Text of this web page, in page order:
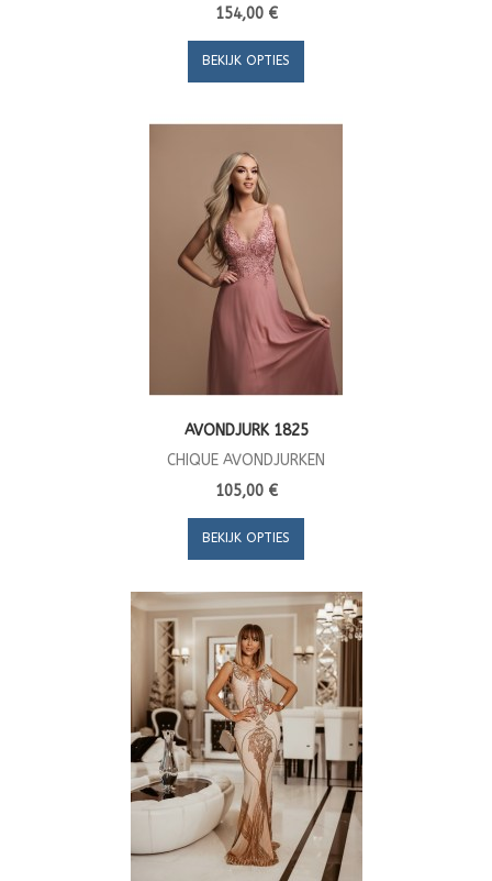
154,00 €
BEKIJK OPTIES
AVONDJURK 1825
CHIQUE AVONDJURKEN
105,00 €
BEKIJK OPTIES